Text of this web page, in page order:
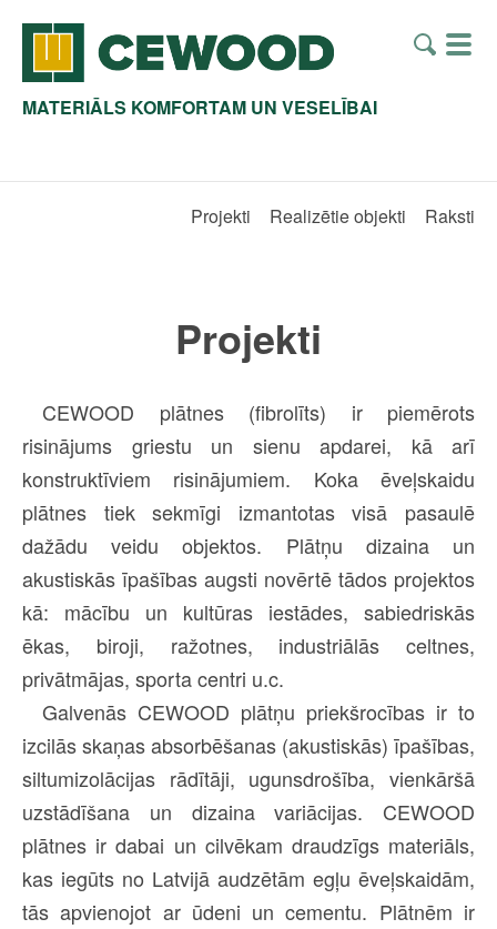
MATERIĀLS KOMFORTAM UN VESELĪBAI
Projekti Realizētie objekti Raksti
Projekti
CEWOOD plātnes (fibrolīts) ir piemērots
risinājums griestu un sienu apdarei, kā arī
konstruktīviem risinājumiem. Koka ēveļskaidu
plātnes tiek sekmīgi izmantotas visā pasaulē
dažādu veidu objektos. Plātņu dizaina un
akustiskās īpašības augsti novērtē tādos projektos
kā: mācību un kultūras iestādes, sabiedriskās
ēkas, biroji, ražotnes, industriālās celtnes,
privātmājas, sporta centri u.c.
Galvenās CEWOOD plātņu priekšrocības ir to
izcilās skaņas absorbēšanas (akustiskās) īpašības,
siltumizolācijas rādītāji, ugunsdrošība, vienkāršā
uzstādīšana un dizaina variācijas. CEWOOD
plātnes ir dabai un cilvēkam draudzīgs materiāls,
kas iegūts no Latvijā audzētām egļu ēveļskaidām,
tās apvienojot ar ūdeni un cementu. Plātnēm ir